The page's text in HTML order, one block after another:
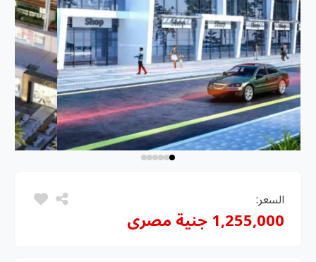
السعر:
1,255,000 جنية مصرى